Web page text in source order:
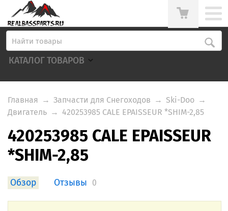
КАТАЛОГ ТОВАРОВ
Главная → Запчасти для Снегоходов → Ski-Doo →
Двигатель → 420253985 CALE EPAISSEUR *SHIM-2,85
420253985 CALE EPAISSEUR
*SHIM-2,85
Обзор Отзывы 0